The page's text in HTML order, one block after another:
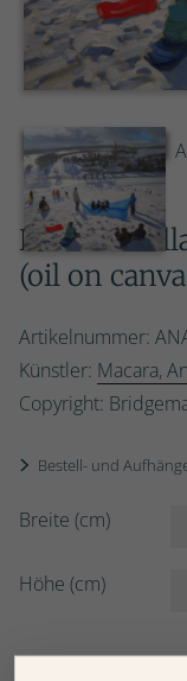
Edensor
(oil on
Artikelnummer:
Künstler: Macara,
Copyright:
Bestell- und
Breite (cm)
Höhe (cm)